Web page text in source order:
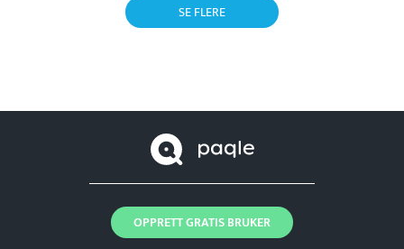
SE FLERE
OPPRETT GRATIS BRUKER